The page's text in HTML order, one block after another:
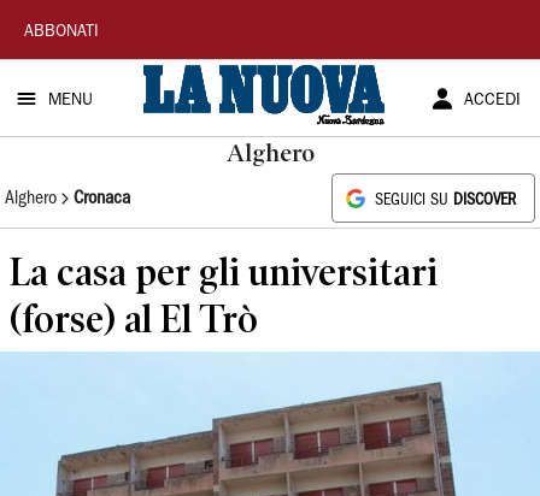
La
Nuova
Sardegna
ABBONATI
MENU ACCEDI
Alghero
Alghero Cronaca SEGUICI SU DISCOVER
La casa per gli universitari
(forse) al El Trò